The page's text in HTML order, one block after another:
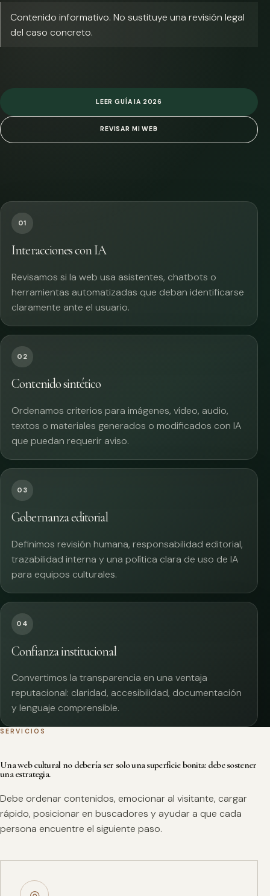
Contenido informativo. No sustituye una revisión legal
del caso concreto.
LEER GUÍA IA 2026
REVISAR MI WEB
01
Interacciones con IA
Revisamos si la web usa asistentes, chatbots o
herramientas automatizadas que deban identificarse
claramente ante el usuario.
02
Contenido sintético
Ordenamos criterios para imágenes, vídeo, audio,
textos o materiales generados o modificados con IA
que puedan requerir aviso.
03
Gobernanza editorial
Definimos revisión humana, responsabilidad editorial,
trazabilidad interna y una política clara de uso de IA
para equipos culturales.
04
Confianza institucional
Convertimos la transparencia en una ventaja
reputacional: claridad, accesibilidad, documentación
y lenguaje comprensible.
SERVICIOS
Una web cultural no debería ser solo una superficie bonita: debe sostener
una estrategia.
Debe ordenar contenidos, emocionar al visitante, cargar
rápido, posicionar en buscadores y ayudar a que cada
persona encuentre el siguiente paso.